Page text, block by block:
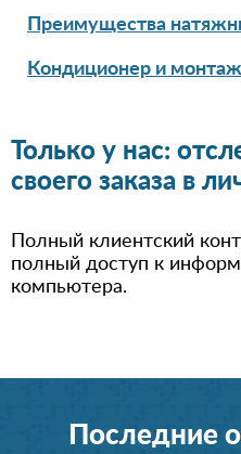
Преимущества
Кондиционер и
Только у нас:
своего заказа в
Полный клиентский
полный доступ к
компьютера.
Последние